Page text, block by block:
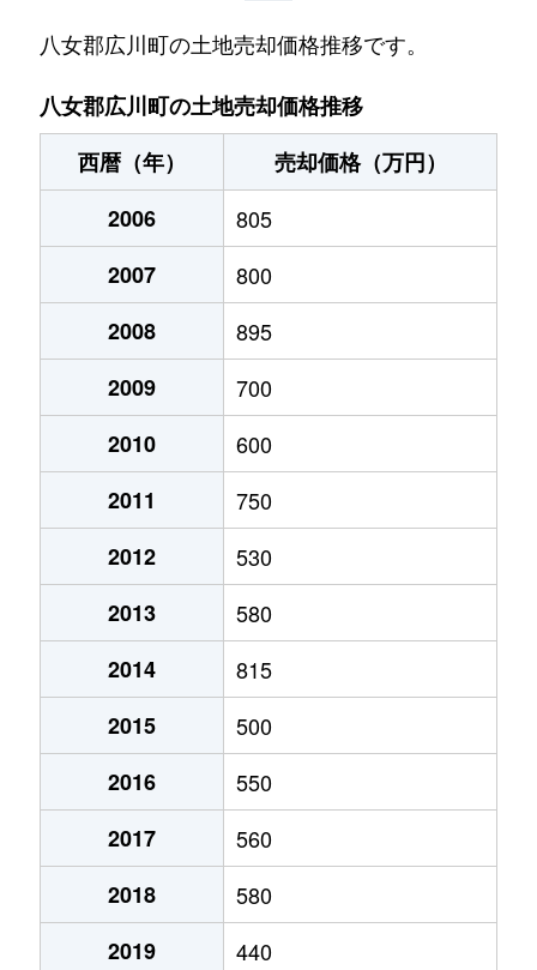
大字日吉
300万円 西鉄久留米
八女郡広川町の土地売却価格推移です。
八女郡広川町の土地売却価格推移
西暦（年）
売却価格（万円）
2006
805
2007
800
2008
895
2009
700
2010
600
2011
750
2012
530
2013
580
2014
815
2015
500
2016
550
2017
560
2018
580
2019
440